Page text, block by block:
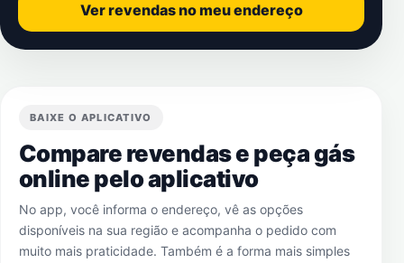
Ver revendas no meu endereço
BAIXE O APLICATIVO
Compare revendas e peça gás
online pelo aplicativo
No app, você informa o endereço, vê as opções
disponíveis na sua região e acompanha o pedido com
muito mais praticidade. Também é a forma mais simples